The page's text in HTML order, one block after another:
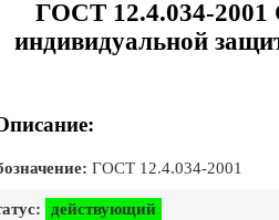
ГОСТ 12.4.034-2001
индивидуальной
ГОСТ 12.4.034-2001
действующий